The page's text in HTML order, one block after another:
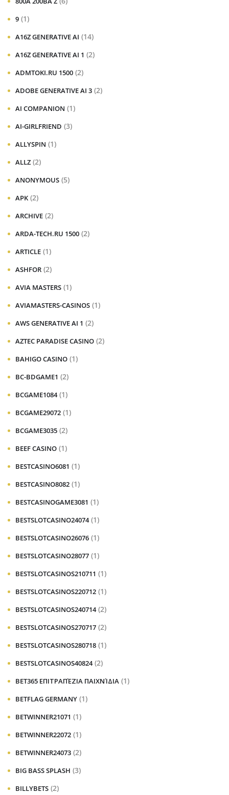
9 (1)
A16Z GENERATIVE AI (14)
A16Z GENERATIVE AI 1 (2)
ADMTOKI.RU 1500 (2)
ADOBE GENERATIVE AI 3 (2)
AI COMPANION (1)
AI-GIRLFRIEND (3)
ALLYSPIN (1)
ALLZ (2)
ANONYMOUS (5)
APK (2)
ARCHIVE (2)
ARDA-TECH.RU 1500 (2)
ARTICLE (1)
ASHFOR (2)
AVIA MASTERS (1)
AVIAMASTERS-CASINOS (1)
AWS GENERATIVE AI 1 (2)
AZTEC PARADISE CASINO (2)
BAHIGO CASINO (1)
BC-BDGAME1 (2)
BCGAME1084 (1)
BCGAME29072 (1)
BCGAME3035 (2)
BEEF CASINO (1)
BESTCASINO6081 (1)
BESTCASINO8082 (1)
BESTCASINOGAME3081 (1)
BESTSLOTCASINO24074 (1)
BESTSLOTCASINO26076 (1)
BESTSLOTCASINO28077 (1)
BESTSLOTCASINOS210711 (1)
BESTSLOTCASINOS220712 (1)
BESTSLOTCASINOS240714 (2)
BESTSLOTCASINOS270717 (2)
BESTSLOTCASINOS280718 (1)
BESTSLOTCASINOS40824 (2)
BET365 ΕΠΙΤΡΑΠΈΖΙΑ ΠΑΙΧΝΊΔΙΑ (1)
BETFLAG GERMANY (1)
BETWINNER21071 (1)
BETWINNER22072 (1)
BETWINNER24073 (2)
BIG BASS SPLASH (3)
BILLYBETS (2)